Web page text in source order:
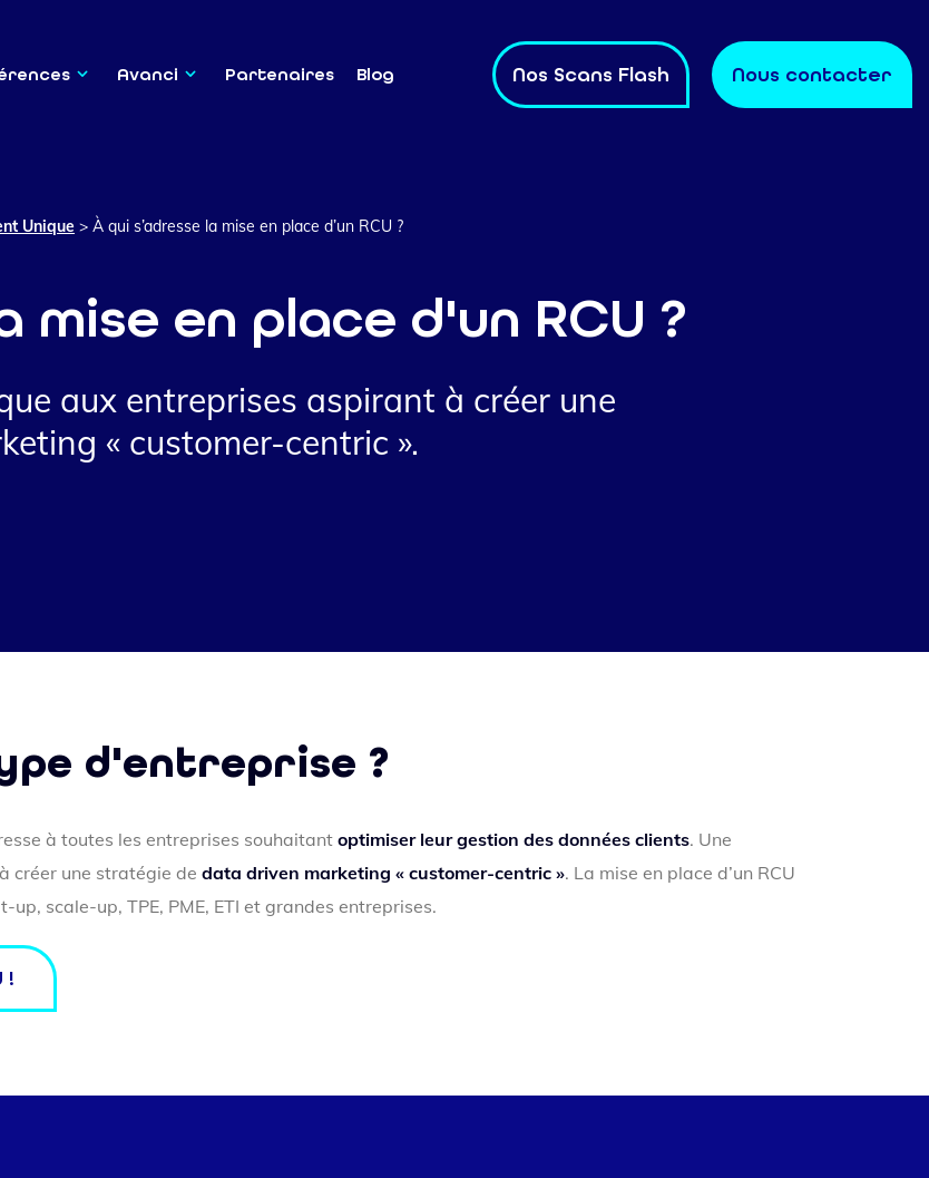
Avanci Partenaires Blog Nos Scans Flash Nous contacter
Unique > À qui s’adresse la mise en place d’un RCU ?
mise en place d'un RCU ?
aux entreprises aspirant à créer une
« customer-centric ».
d'entreprise ?
à toutes les entreprises souhaitant optimiser leur gestion des données clients. Une
créer une stratégie de data driven marketing « customer-centric ». La mise en place d’un RCU
scale-up, TPE, PME, ETI et grandes entreprises.
!